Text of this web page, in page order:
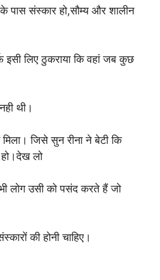
पास संस्कार हो,सौम्य और शालीन
इसी लिए ठुकराया कि वहां जब कुछ
थी।
जिसे सुन रीना ने बेटी कि
लो
उसी को पसंद करते हैं जो
की होनी चाहिए।